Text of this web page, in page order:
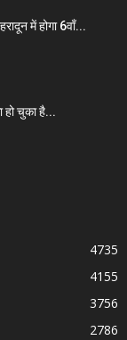
में होगा 6वाँ...
हो चुका है...
4735
4155
3756
2786